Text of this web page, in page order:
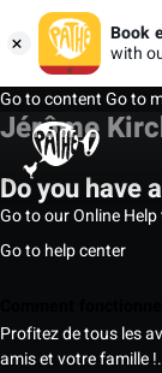
Book
with
Go to contentGo to
Jérôme
Do you have
Go to our Online
Go to help center
Profitez de tous les
amis et votre famille !.